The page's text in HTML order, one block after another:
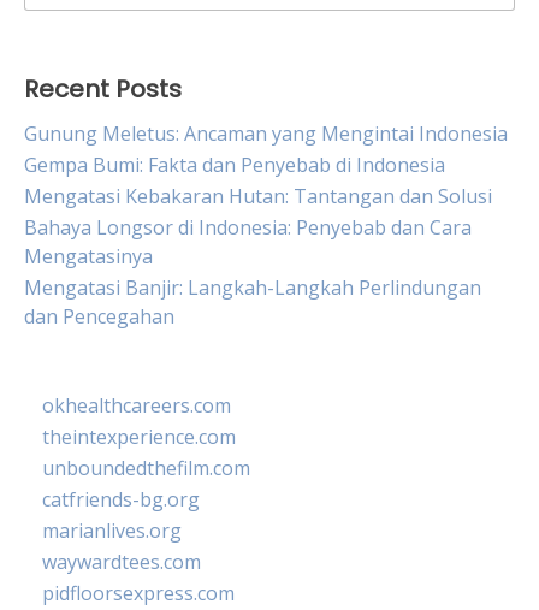
for:
Recent Posts
Gunung Meletus: Ancaman yang Mengintai Indonesia
Gempa Bumi: Fakta dan Penyebab di Indonesia
Mengatasi Kebakaran Hutan: Tantangan dan Solusi
Bahaya Longsor di Indonesia: Penyebab dan Cara
Mengatasinya
Mengatasi Banjir: Langkah-Langkah Perlindungan
dan Pencegahan
okhealthcareers.com
theintexperience.com
unboundedthefilm.com
catfriends-bg.org
marianlives.org
waywardtees.com
pidfloorsexpress.com